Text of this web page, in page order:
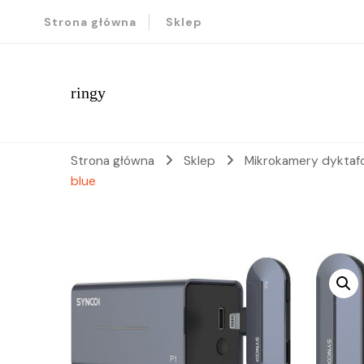
Strona główna Sklep
ringy
Strona główna Sklep
Mikrokamery
blue